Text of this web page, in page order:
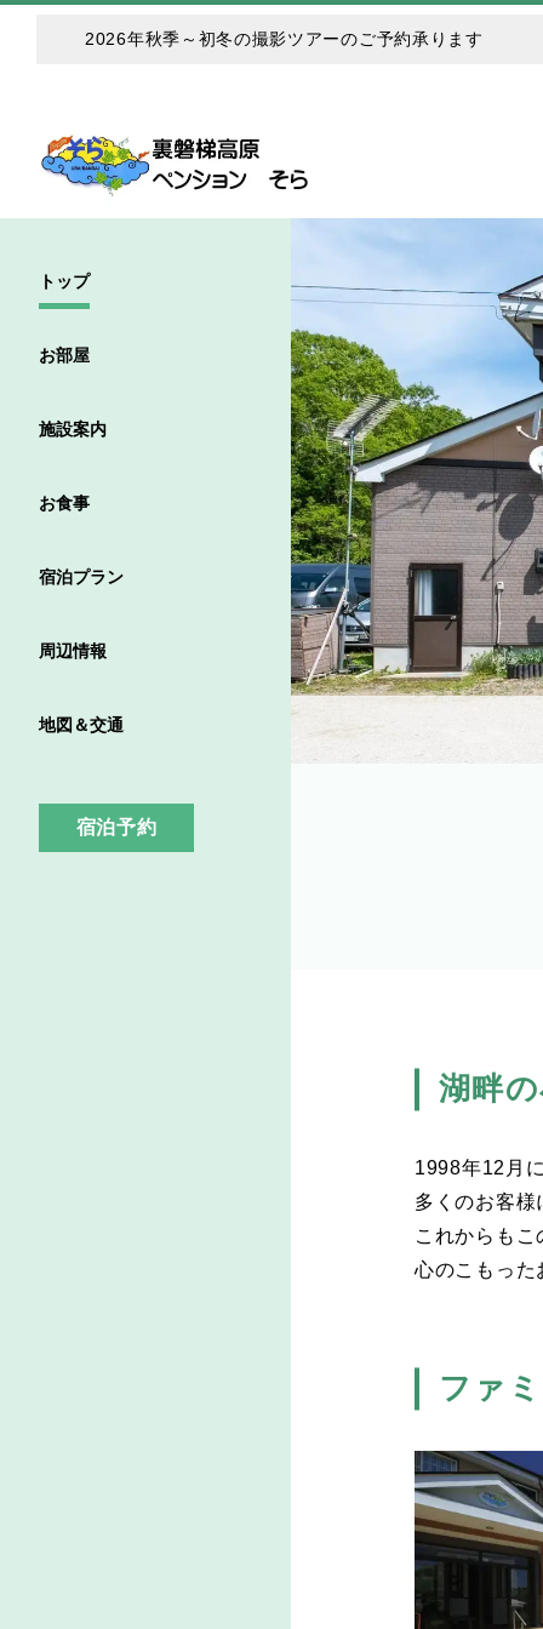
2026年秋季～初冬の撮影ツアーのご予約承ります
トップ
お部屋
施設案内
お食事
宿泊プラン
周辺情報
地図＆交通
宿泊予約
湖畔
1998年12月
多くのお客様
これからも
心のこもった
ファ